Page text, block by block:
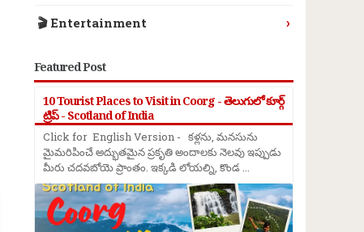
🎬 Entertainment ›
Featured Post
10 Tourist Places to Visit in Coorg - తెలుగులో కూర్గ్
ట్రిప్ - Scotland of India
Click for English Version - కళ్లను, మనసును
మైమరిపించే అద్భుతమైన ప్రకృతి అందాలకు నెలవు ఇప్పుడు
మీరు చదవబోయె ప్రాంతం. ఇక్కడి లోయల్ని, కొండ ...